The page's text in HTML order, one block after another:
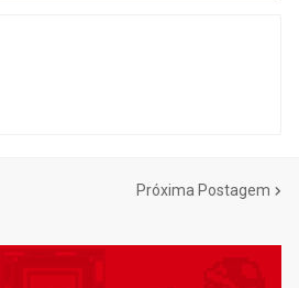
Próxima Postagem